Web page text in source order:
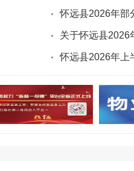
怀远县2026年部